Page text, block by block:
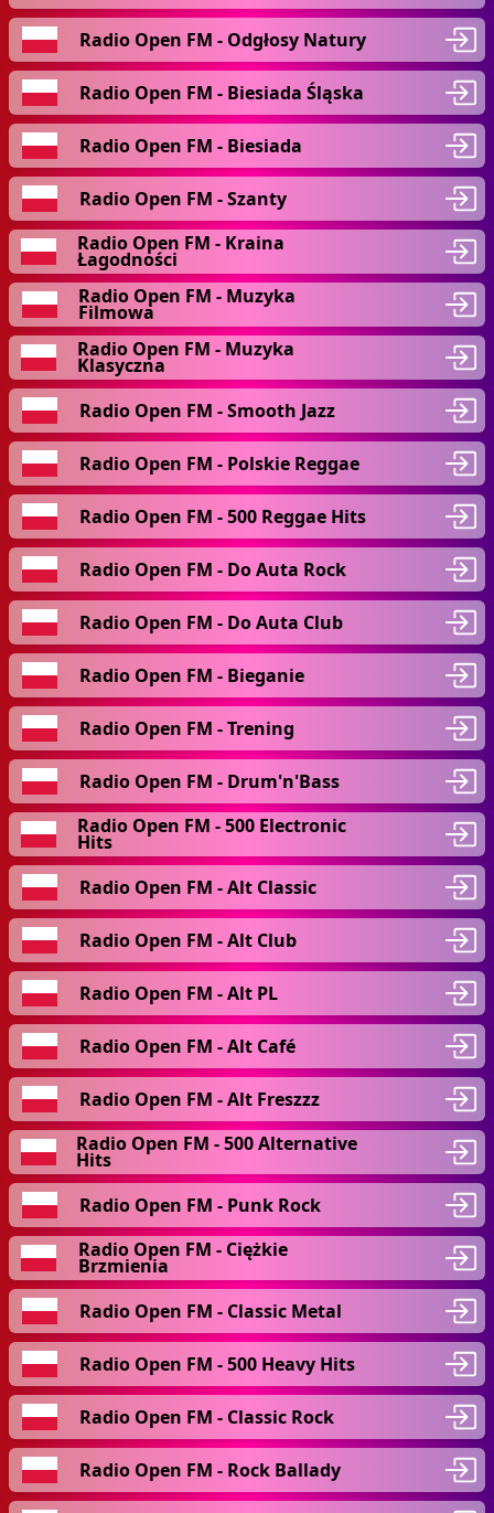
Radio Open FM - Odgłosy Natury
Radio Open FM - Biesiada Śląska
Radio Open FM - Biesiada
Radio Open FM - Szanty
Radio Open FM - Kraina
Łagodności
Radio Open FM - Muzyka
Filmowa
Radio Open FM - Muzyka
Klasyczna
Radio Open FM - Smooth Jazz
Radio Open FM - Polskie Reggae
Radio Open FM - 500 Reggae Hits
Radio Open FM - Do Auta Rock
Radio Open FM - Do Auta Club
Radio Open FM - Bieganie
Radio Open FM - Trening
Radio Open FM - Drum'n'Bass
Radio Open FM - 500 Electronic
Hits
Radio Open FM - Alt Classic
Radio Open FM - Alt Club
Radio Open FM - Alt PL
Radio Open FM - Alt Café
Radio Open FM - Alt Freszzz
Radio Open FM - 500 Alternative
Hits
Radio Open FM - Punk Rock
Radio Open FM - Ciężkie
Brzmienia
Radio Open FM - Classic Metal
Radio Open FM - 500 Heavy Hits
Radio Open FM - Classic Rock
Radio Open FM - Rock Ballady